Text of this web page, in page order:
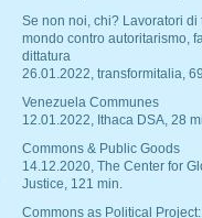
Se non noi, chi? Lavoratori di
mondo contro autoritarismo,
dittatura
26.01.2022, transformitalia,
Venezuela Communes
12.01.2022, Ithaca DSA, 28
Commons & Public Goods
14.12.2020, The Center for
Justice, 121 min.
Commons as Political Project: